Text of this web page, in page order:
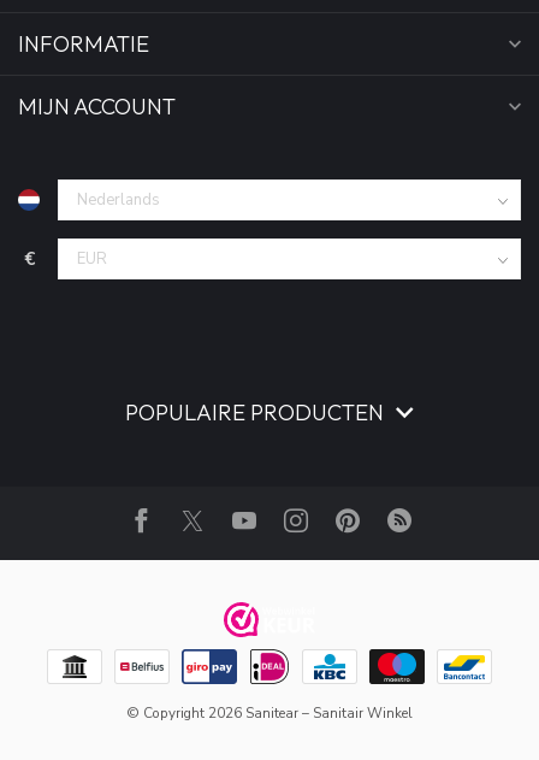
INFORMATIE
MIJN ACCOUNT
€
POPULAIRE PRODUCTEN
© Copyright 2026 Sanitear – Sanitair Winkel